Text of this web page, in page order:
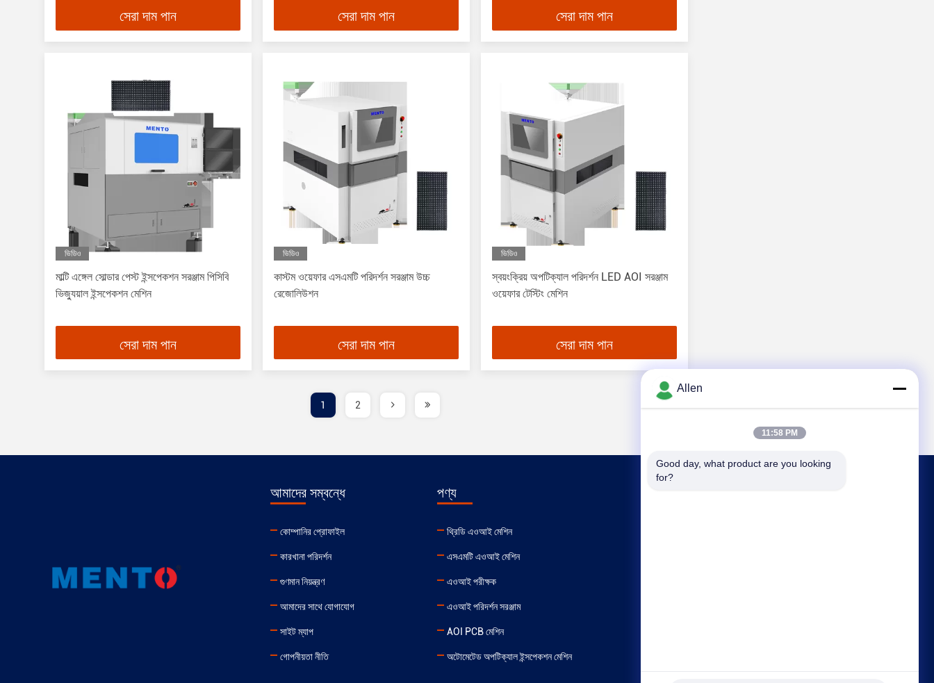
সেরা দাম পান সেরা দাম পান সেরা দাম পান
ভিডিও
মাল্টি এঙ্গেল সোল্ডার পেস্ট ইন্সপেকশন সরঞ্জাম পিসিবি
ভিজ্যুয়াল ইন্সপেকশন মেশিন
সেরা দাম পান
ভিডিও
কাস্টম ওয়েফার এসএমটি পরিদর্শন সরঞ্জাম উচ্চ
রেজোলিউশন
সেরা দাম পান
ভিডিও
স্বয়ংক্রিয় অপটিক্যাল পরিদর্শন LED AOI সরঞ্জাম
ওয়েফার টেস্টিং মেশিন
সেরা দাম পান
1 2
আমাদের সম্বন্ধে
কোম্পানির প্রোফাইল
কারখানা পরিদর্শন
গুণমান নিয়ন্ত্রণ
আমাদের সাথে যোগাযোগ
সাইট ম্যাপ
গোপনীয়তা নীতি
পণ্য
থ্রিডি এওআই মেশিন
এসএমটি এওআই মেশিন
এওআই পরীক্ষক
এওআই পরিদর্শন সরঞ্জাম
AOI PCB মেশিন
অটোমেটেড অপটিক্যাল ইন্সপেকশন মেশিন
Allen
11:58 PM
Good day, what product are you looking
for?